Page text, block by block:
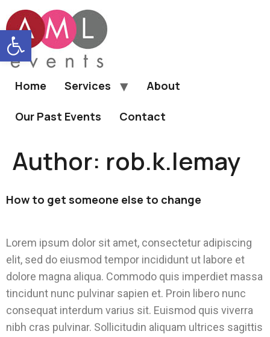
Open toolbar
Home Services About
Our Past Events Contact
Author: rob.k.lemay
How to get someone else to change
Lorem ipsum dolor sit amet, consectetur adipiscing
elit, sed do eiusmod tempor incididunt ut labore et
dolore magna aliqua. Commodo quis imperdiet massa
tincidunt nunc pulvinar sapien et. Proin libero nunc
consequat interdum varius sit. Euismod quis viverra
nibh cras pulvinar. Sollicitudin aliquam ultrices sagittis